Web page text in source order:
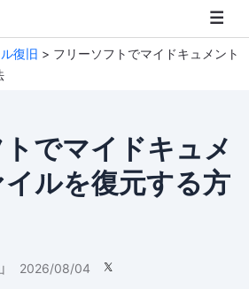
復旧 > フリーソフトでマイドキュメント
でマイドキュメ
ルを復元する方
2026/08/04 